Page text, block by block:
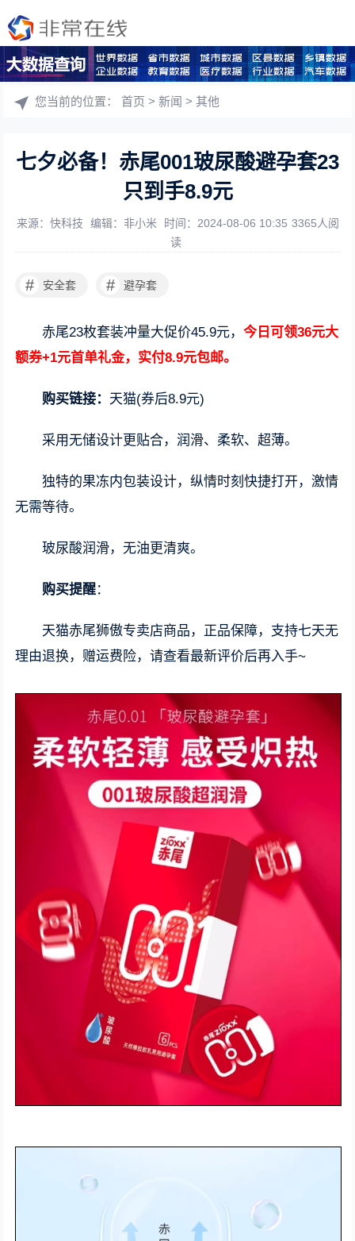
您当前的位置：首页 >新闻 >其他
七夕必备！赤尾001玻尿酸避孕套23
只到手8.9元
来源：快科技 编辑：非小米 时间：2024-08-06 10:35 3365人阅
读
# 安全套 # 避孕套
赤尾23枚套装冲量大促价45.9元，今日可领36元大
额券+1元首单礼金，实付8.9元包邮。
购买链接： 天猫(券后8.9元)
采用无储设计更贴合，润滑、柔软、超薄。
独特的果冻内包装设计，纵情时刻快捷打开，激情
无需等待。
玻尿酸润滑，无油更清爽。
购买提醒：
天猫赤尾狮傲专卖店商品，正品保障，支持七天无
理由退换，赠运费险，请查看最新评价后再入手~